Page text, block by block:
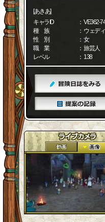
[あきあ]
キャラID
： VE362-
種 族
： ウェディ
性 別
： 女
職 業
： 旅芸人
レベル
： 138